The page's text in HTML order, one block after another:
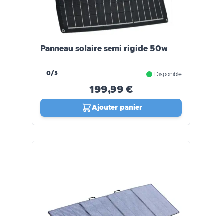
Panneau solaire semi rigide 50w
0/5 Disponible
199,99 €
Ajouter panier